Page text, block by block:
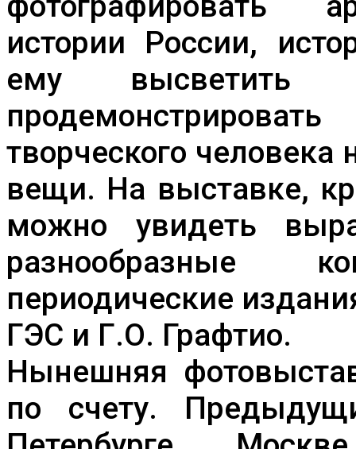
истории России,
ему высветить
творческого
вещи. На выставке,
можно увидеть
разнообразные
периодические
ГЭС и Г.О. Графтио.
Нынешняя
по счету.